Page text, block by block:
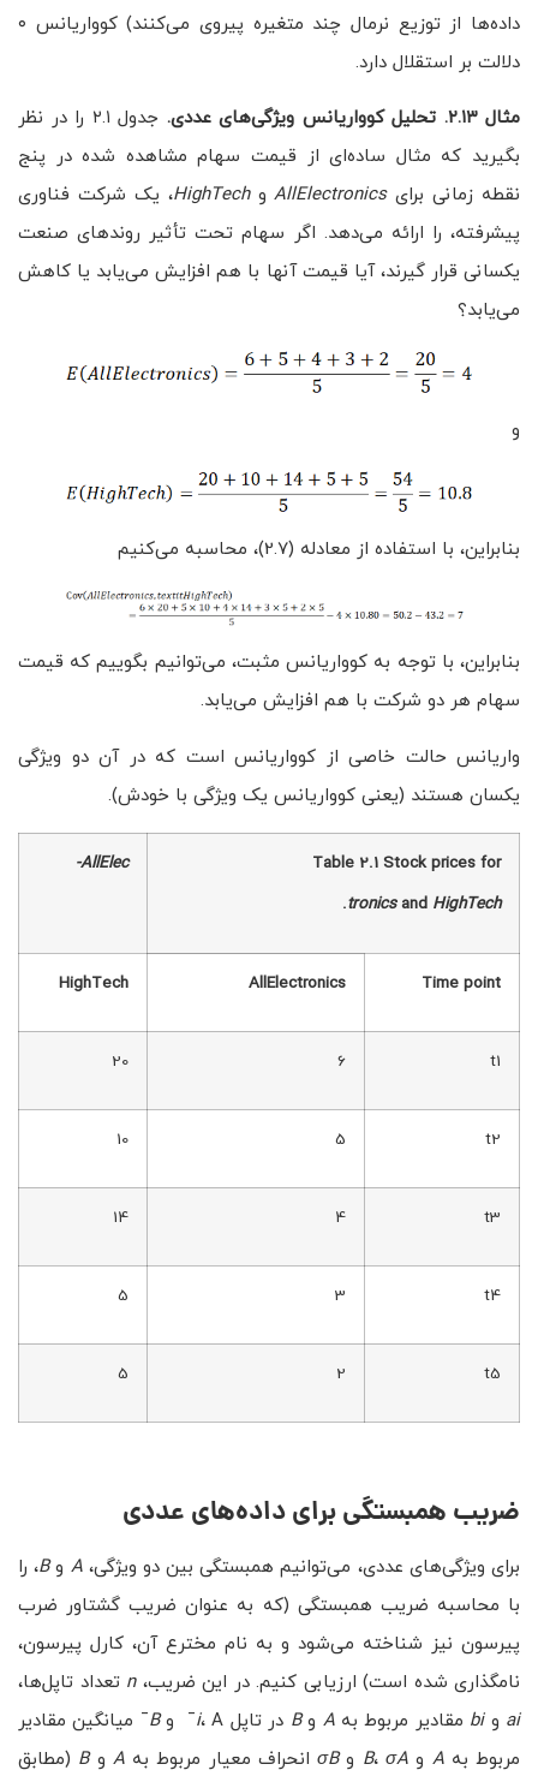
داده‌ها از توزیع نرمال چند متغیره پیروی می‌کنند) کوواریانس ۰
دلالت بر استقلال دارد.
مثال ۲.۱۳. تحلیل کوواریانس ویژگی‌های عددی.
جدول ۲.۱ را در نظر
بگیرید که مثال ساده‌ای از قیمت سهام مشاهده شده در پنج
نقطه زمانی برایAllElectronicsوHighTech، یک شرکت فناوری
پیشرفته، را ارائه می‌دهد. اگر سهام تحت تأثیر روندهای صنعت
یکسانی قرار گیرند، آیا قیمت آنها با هم افزایش می‌یابد یا کاهش
می‌یابد؟
و
بنابراین، با استفاده از معادله (2.7)، محاسبه می‌کنیم
بنابراین، با توجه به کوواریانس مثبت، می‌توانیم بگوییم که قیمت
سهام هر دو شرکت با هم افزایش می‌یابد.
واریانس حالت خاصی از کوواریانس است که در آن دو ویژگی
یکسان هستند (یعنی کوواریانس یک ویژگی با خودش).
Table 2.1 Stock prices for
tronicsand HighTech
.
AllElec-
Time point
AllElectronics
HighTech
t1
6
20
t2
5
10
t3
4
14
t4
3
5
t5
2
5
ضریب همبستگی برای داده‌های عددی
برای ویژگی‌های عددی، می‌توانیم همبستگی بین دو ویژگی،A وB، را
با محاسبه ضریب همبستگی (که به عنوان ضریب گشتاور ضرب
پیرسون نیز شناخته می‌شود و به نام مخترع آن، کارل پیرسون،
نامگذاری شده است) ارزیابی کنیم. در این ضریب،n تعداد تاپل‌ها،
ai وbi مقادیر مربوط بهA وB در تاپل i، A¯ و B¯ میانگین مقادیر
مربوط بهA و B، σA وσBانحراف معیار مربوط بهA وB (مطابق